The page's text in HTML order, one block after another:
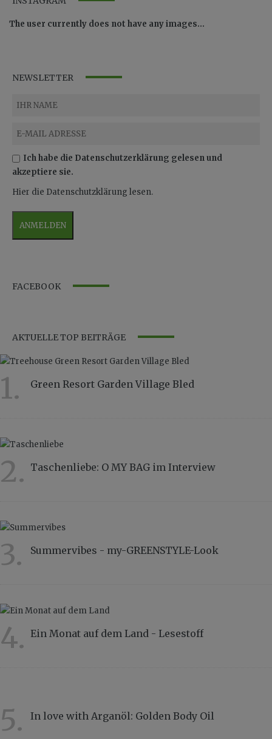
The user currently does not have any images...
NEWSLETTER
Ich habe die Datenschutzerklärung gelesen und
akzeptiere sie.
Hier die Datenschutzklärung lesen.
FACEBOOK
AKTUELLE TOP BEITRÄGE
1. Green Resort Garden Village Bled
2. Taschenliebe: O MY BAG im Interview
3. Summervibes - my-GREENSTYLE-Look
4. Ein Monat auf dem Land - Lesestoff
5. In love with Arganöl: Golden Body Oil